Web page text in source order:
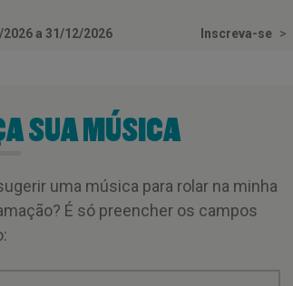
2026 a 31/12/2026 Inscreva-se >
SUA MÚSICA
uma música para rolar na minha
É só preencher os campos